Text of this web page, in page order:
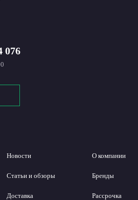
076
Новости
Статьи и обзоры
Доставка
О компании
Бренды
Рассрочка